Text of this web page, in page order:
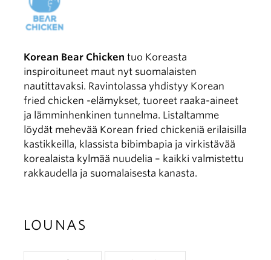
Korean Bear Chicken tuo Koreasta
inspiroituneet maut nyt suomalaisten
nautittavaksi. Ravintolassa yhdistyy Korean
fried chicken -elämykset, tuoreet raaka-aineet
ja lämminhenkinen tunnelma. Listaltamme
löydät mehevää Korean fried chickeniä erilaisilla
kastikkeilla, klassista bibimbapia ja virkistävää
korealaista kylmää nuudelia – kaikki valmistettu
rakkaudella ja suomalaisesta kanasta.
LOUNAS